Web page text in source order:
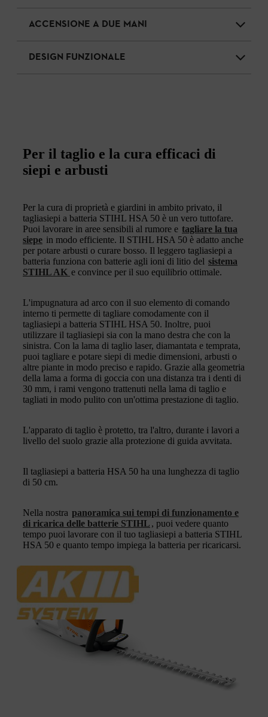
ACCENSIONE A DUE MANI
DESIGN FUNZIONALE
Per il taglio e la cura efficaci di
siepi e arbusti
Per la cura di proprietà e giardini in ambito privato, il
tagliasiepi a batteria STIHL HSA 50 è un vero tuttofare.
Puoi lavorare in aree sensibili al rumore e tagliare la tua
siepe in modo efficiente. Il STIHL HSA 50 è adatto anche
per potare arbusti o curare bosso. Il leggero tagliasiepi a
batteria funziona con batterie agli ioni di litio del sistema
STIHL AK e convince per il suo equilibrio ottimale.
L'impugnatura ad arco con il suo elemento di comando
interno ti permette di tagliare comodamente con il
tagliasiepi a batteria STIHL HSA 50. Inoltre, puoi
utilizzare il tagliasiepi sia con la mano destra che con la
sinistra. Con la lama di taglio laser, diamantata e temprata,
puoi tagliare e potare siepi di medie dimensioni, arbusti o
altre piante in modo preciso e rapido. Grazie alla geometria
della lama a forma di goccia con una distanza tra i denti di
30 mm, i rami vengono trattenuti nella lama di taglio e
tagliati in modo pulito con un'ottima prestazione di taglio.
L'apparato di taglio è protetto, tra l'altro, durante i lavori a
livello del suolo grazie alla protezione di guida avvitata.
Il tagliasiepi a batteria HSA 50 ha una lunghezza di taglio
di 50 cm.
Nella nostra panoramica sui tempi di funzionamento e
di ricarica delle batterie STIHL , puoi vedere quanto
tempo puoi lavorare con il tuo tagliasiepi a batteria STIHL
HSA 50 e quanto tempo impiega la batteria per ricaricarsi.